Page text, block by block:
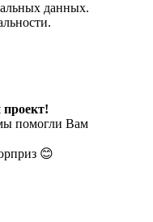
данных.
помогли Вам
😊